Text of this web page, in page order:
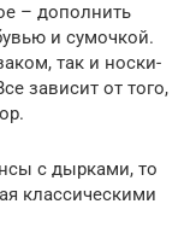
– дополнить
и сумочкой.
так и носки-
зависит от того,
с дырками, то
классическими